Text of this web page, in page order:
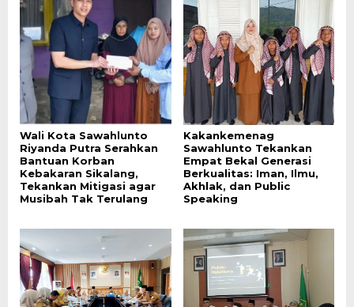
Wali Kota Sawahlunto
Riyanda Putra Serahkan
Bantuan Korban
Kebakaran Sikalang,
Tekankan Mitigasi agar
Musibah Tak Terulang
Kakankemenag
Sawahlunto Tekankan
Empat Bekal Generasi
Berkualitas: Iman, Ilmu,
Akhlak, dan Public
Speaking